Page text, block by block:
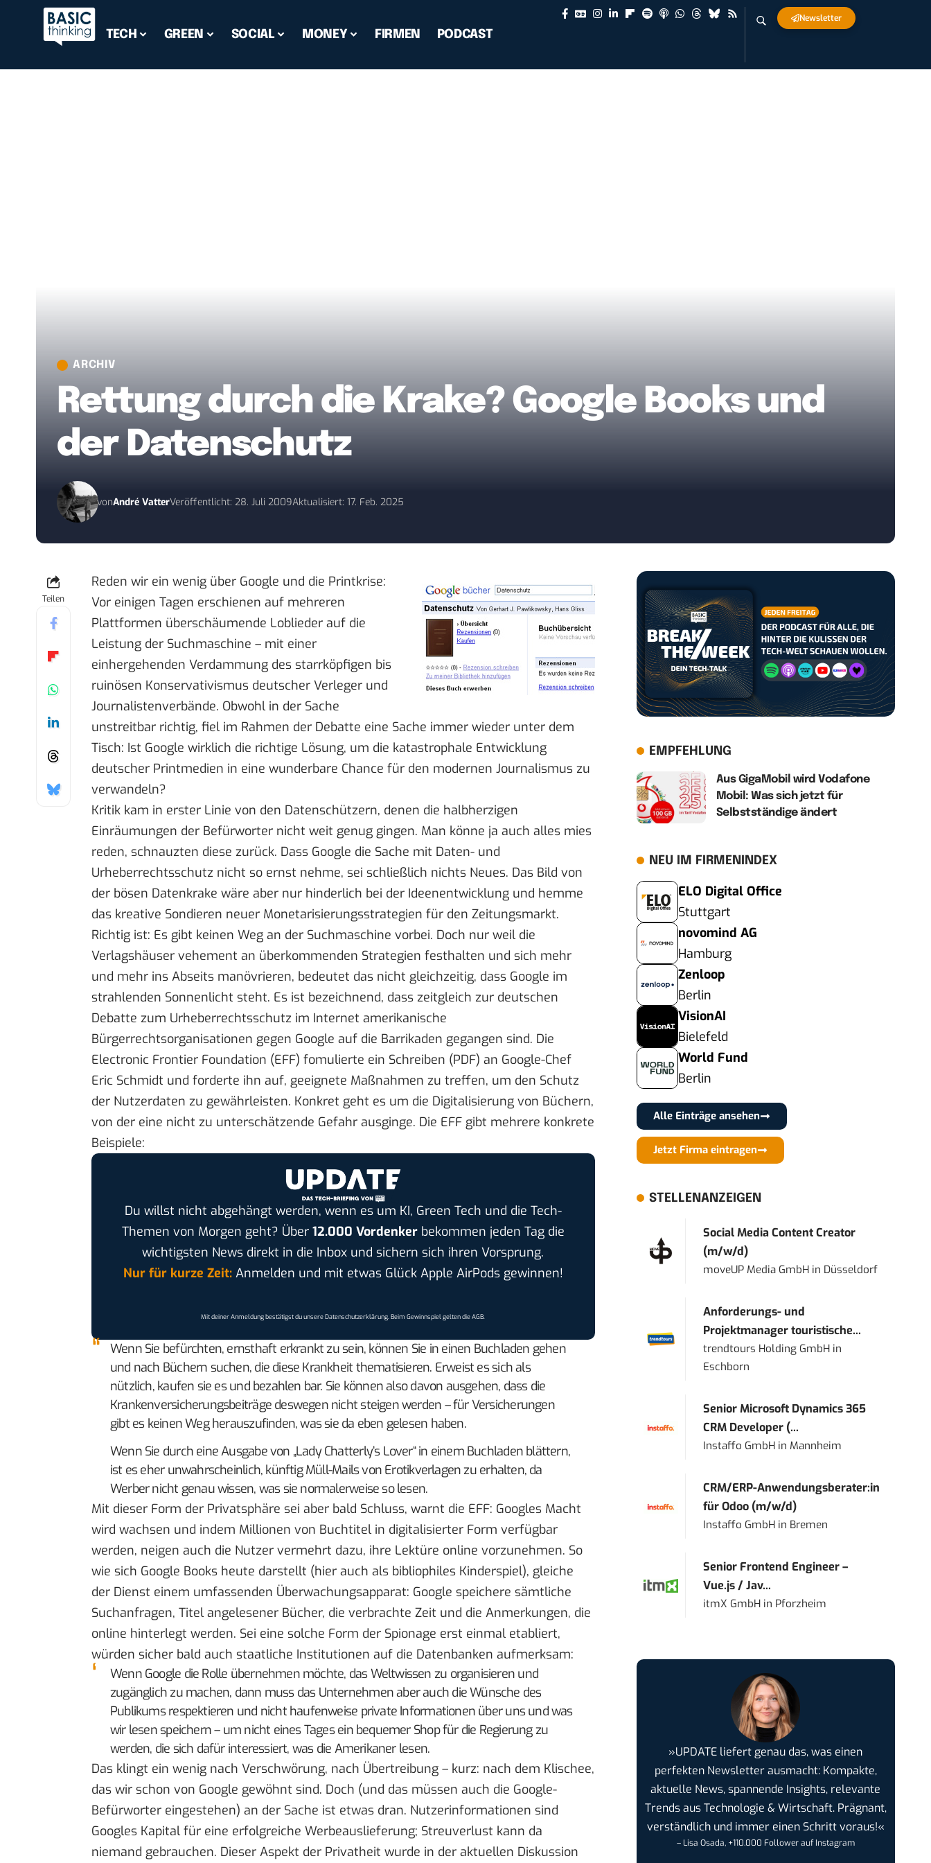
TECH GREEN SOCIAL MONEY FIRMEN PODCAST
Newsletter
ARCHIV
Rettung durch die Krake? Google Books und
der Datenschutz
vonAndré VatterVeröffentlicht: 28. Juli 2009Aktualisiert: 17. Feb. 2025
Teilen
Reden wir ein wenig über Google und die Printkrise:
Vor einigen Tagen erschienen auf mehreren
Plattformen überschäumende Loblieder auf die
Leistung der Suchmaschine – mit einer
einhergehenden Verdammung des starrköpfigen bis
ruinösen Konservativismus deutscher Verleger und
Journalistenverbände. Obwohl in der Sache
unstreitbar richtig, fiel im Rahmen der Debatte eine Sache immer wieder unter dem
Tisch: Ist Google wirklich die richtige Lösung, um die katastrophale Entwicklung
deutscher Printmedien in eine wunderbare Chance für den modernen Journalismus zu
verwandeln?
Kritik kam in erster Linie von den Datenschützern, denen die halbherzigen
Einräumungen der Befürworter nicht weit genug gingen. Man könne ja auch alles mies
reden, schnauzten diese zurück. Dass Google die Sache mit Daten- und
Urheberrechtsschutz nicht so ernst nehme, sei schließlich nichts Neues. Das Bild von
der bösen Datenkrake wäre aber nur hinderlich bei der Ideenentwicklung und hemme
das kreative Sondieren neuer Monetarisierungsstrategien für den Zeitungsmarkt.
Richtig ist: Es gibt keinen Weg an der Suchmaschine vorbei. Doch nur weil die
Verlagshäuser vehement an überkommenden Strategien festhalten und sich mehr
und mehr ins Abseits manövrieren, bedeutet das nicht gleichzeitig, dass Google im
strahlenden Sonnenlicht steht. Es ist bezeichnend, dass zeitgleich zur deutschen
Debatte zum Urheberrechtsschutz im Internet amerikanische
Bürgerrechtsorganisationen gegen Google auf die Barrikaden gegangen sind. Die
Electronic Frontier Foundation (EFF) fomulierte ein Schreiben (PDF) an Google-Chef
Eric Schmidt und forderte ihn auf, geeignete Maßnahmen zu treffen, um den Schutz
der Nutzerdaten zu gewährleisten. Konkret geht es um die Digitalisierung von Büchern,
von der eine nicht zu unterschätzende Gefahr ausginge. Die EFF gibt mehrere konkrete
Beispiele:
Du willst nicht abgehängt werden, wenn es um KI, Green Tech und die Tech-
Themen von Morgen geht? Über 12.000 Vordenkerbekommen jeden Tag die
wichtigsten News direkt in die Inbox und sichern sich ihren Vorsprung.
Nur für kurze Zeit:Anmelden und mit etwas Glück Apple AirPods gewinnen!
Mit deiner Anmeldung bestätigst du unsereDatenschutzerklärung. Beim Gewinnspiel gelten dieAGB.
Wenn Sie befürchten, ernsthaft erkrankt zu sein, können Sie in einen Buchladen gehen
und nach Büchern suchen, die diese Krankheit thematisieren. Erweist es sich als
nützlich, kaufen sie es und bezahlen bar. Sie können also davon ausgehen, dass die
Krankenversicherungsbeiträge deswegen nicht steigen werden – für Versicherungen
gibt es keinen Weg herauszufinden, was sie da eben gelesen haben.
Wenn Sie durch eine Ausgabe von „Lady Chatterly’s Lover“ in einem Buchladen blättern,
ist es eher unwahrscheinlich, künftig Müll-Mails von Erotikverlagen zu erhalten, da
Werber nicht genau wissen, was sie normalerweise so lesen.
Mit dieser Form der Privatsphäre sei aber bald Schluss, warnt die EFF: Googles Macht
wird wachsen und indem Millionen von Buchtitel in digitalisierter Form verfügbar
werden, neigen auch die Nutzer vermehrt dazu, ihre Lektüre online vorzunehmen. So
wie sich Google Books heute darstellt (hier auch als bibliophiles Kinderspiel), gleiche
der Dienst einem umfassenden Überwachungsapparat: Google speichere sämtliche
Suchanfragen, Titel angelesener Bücher, die verbrachte Zeit und die Anmerkungen, die
online hinterlegt werden. Sei eine solche Form der Spionage erst einmal etabliert,
würden sicher bald auch staatliche Institutionen auf die Datenbanken aufmerksam:
Wenn Google die Rolle übernehmen möchte, das Weltwissen zu organisieren und
zugänglich zu machen, dann muss das Unternehmen aber auch die Wünsche des
Publikums respektieren und nicht haufenweise private Informationen über uns und was
wir lesen speichern – um nicht eines Tages ein bequemer Shop für die Regierung zu
werden, die sich dafür interessiert, was die Amerikaner lesen.
Das klingt ein wenig nach Verschwörung, nach Übertreibung – kurz: nach dem Klischee,
das wir schon von Google gewöhnt sind. Doch (und das müssen auch die Google-
Befürworter eingestehen) an der Sache ist etwas dran. Nutzerinformationen sind
Googles Kapital für eine erfolgreiche Werbeauslieferung; Streuverlust kann da
niemand gebrauchen. Dieser Aspekt der Privatheit wurde in der aktuellen Diskussion
EMPFEHLUNG
Aus GigaMobil wird Vodafone
Mobil: Was sich jetzt für
Selbstständige ändert
NEU IM FIRMENINDEX
ELO Digital Office
Stuttgart
novomind AG
Hamburg
Zenloop
Berlin
VisionAI
Bielefeld
World Fund
Berlin
Alle Einträge ansehen
Jetzt Firma eintragen
STELLENANZEIGEN
Social Media Content Creator
(m/w/d)
moveUP Media GmbH in Düsseldorf
Anforderungs- und
Projektmanager touristische...
trendtours Holding GmbH in
Eschborn
Senior Microsoft Dynamics 365
CRM Developer (...
Instaffo GmbH in Mannheim
CRM/ERP-Anwendungsberater:in
für Odoo (m/w/d)
Instaffo GmbH in Bremen
Senior Frontend Engineer –
Vue.js / Jav...
itmX GmbH in Pforzheim
»UPDATE liefert genau das, was einen
perfekten Newsletter ausmacht: Kompakte,
aktuelle News, spannende Insights, relevante
Trends aus Technologie & Wirtschaft. Prägnant,
verständlich und immer einen Schritt voraus!«
– Lisa Osada, +110.000 Follower auf Instagram